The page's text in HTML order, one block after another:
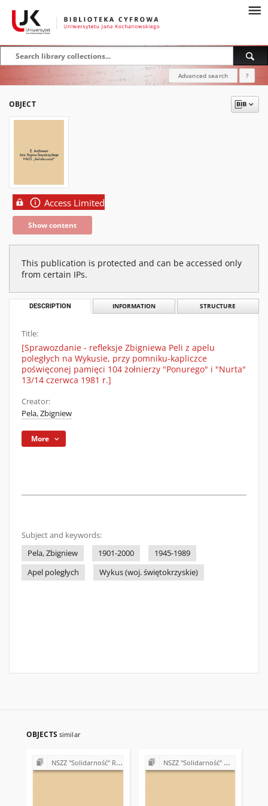
Advanced search ?
OBJECT
Access Limited
Show content
This publication is protected and can be accessed only
from certain IPs.
DESCRIPTION INFORMATION STRUCTURE
Title:
[Sprawozdanie - refleksje Zbigniewa Peli z apelu
poległych na Wykusie, przy pomniku-kapliczce
poświęconej pamięci 104 żołnierzy "Ponurego" i "Nurta"
13/14 czerwca 1981 r.]
Creator:
Pela, Zbigniew
More
Subject and keywords:
Pela, Zbigniew
1901-2000
1945-1989
Apel poległych
Wykus (woj. świętokrzyskie)
OBJECTS similar
NSZZ "Solidarność" Region Świętokrzyski - teleksy (1981) NSZZ "Solidarność" w Wojewódzkim Przedsiębiorstwie Turystycznym "Łysogóry" w Kielcach